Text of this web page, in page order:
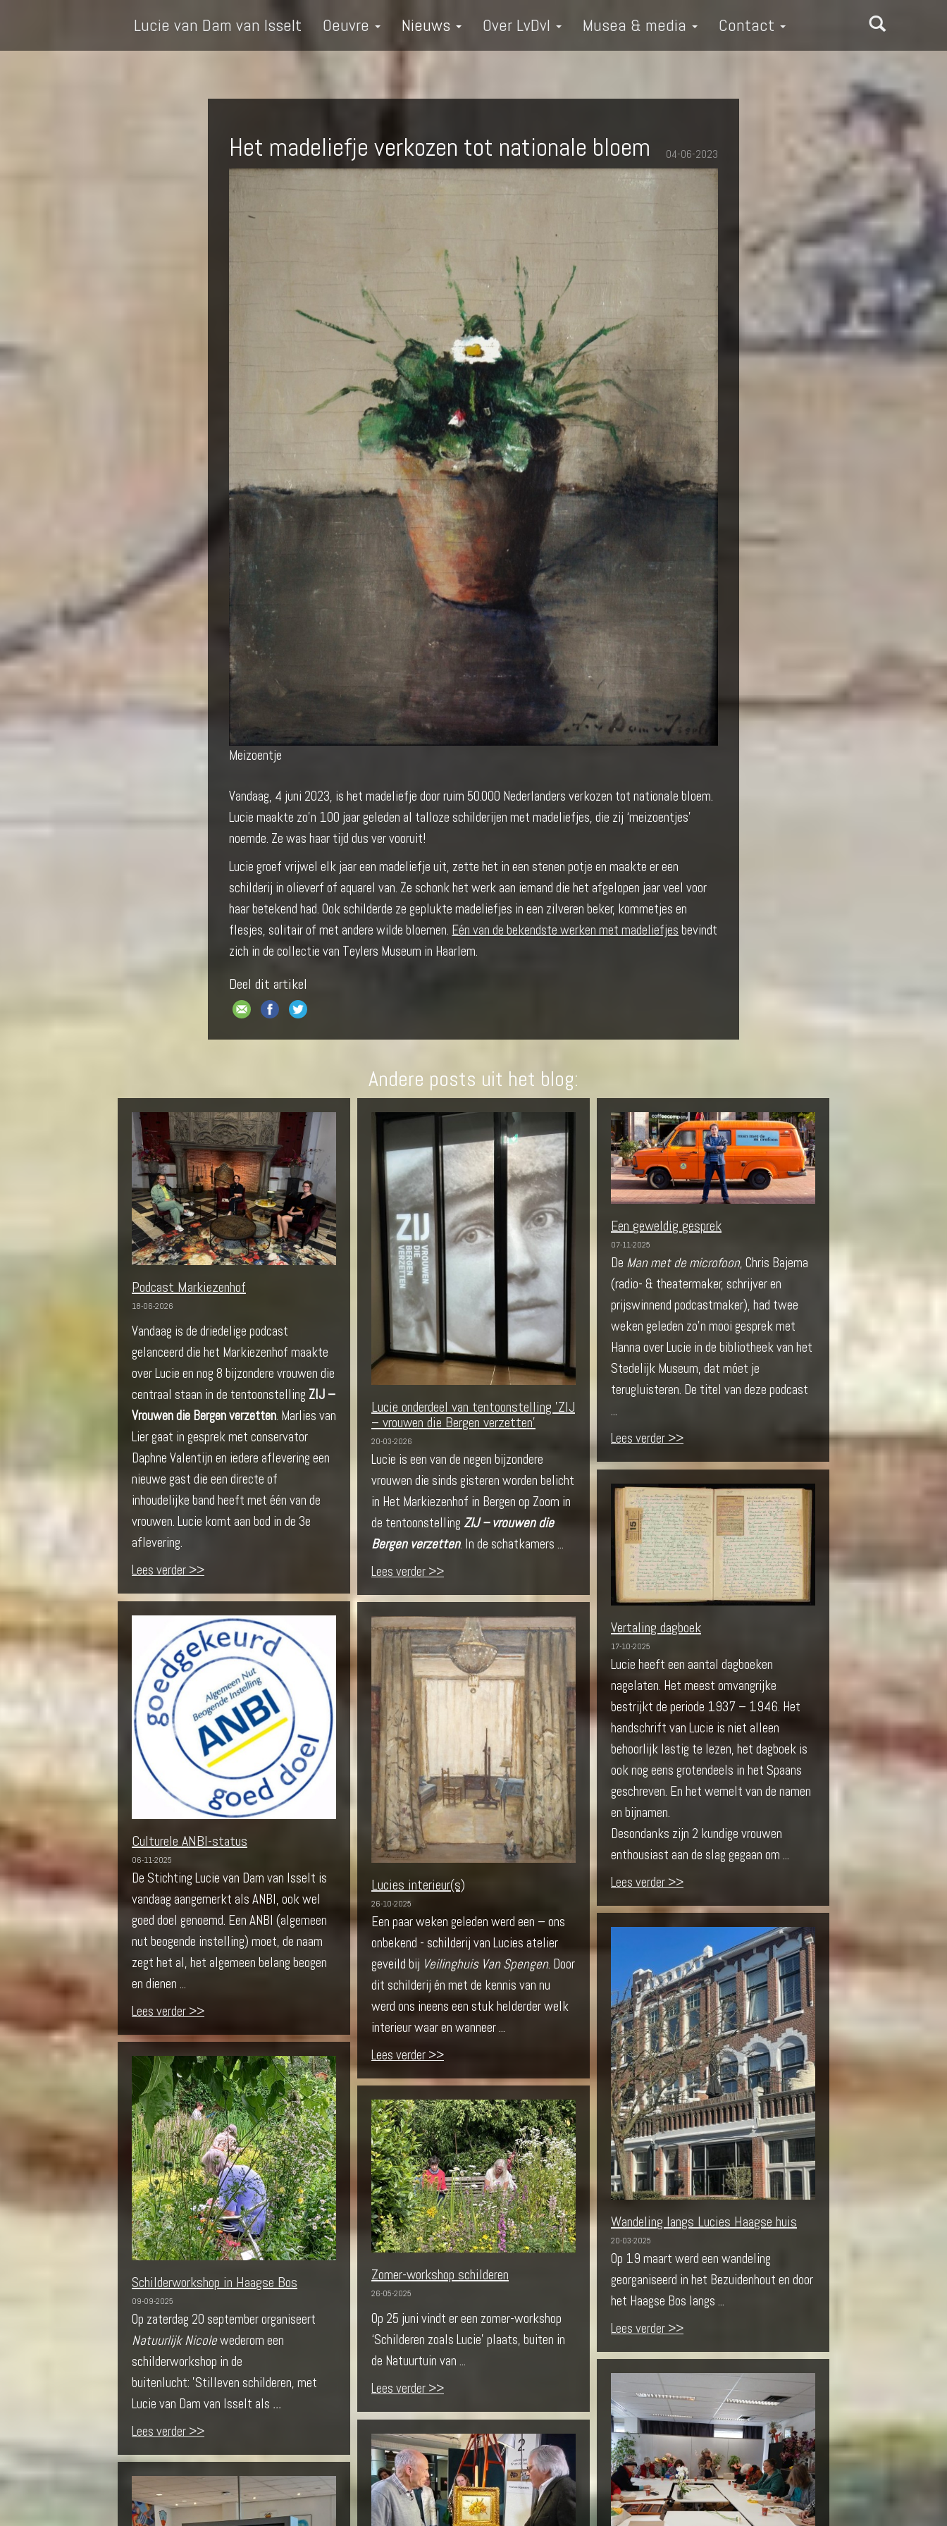
Lucie van Dam van Isselt Oeuvre Nieuws Over LvDvI Musea & media Contact
Het madeliefje verkozen tot nationale bloem 04-06-2023
Meizoentje
Vandaag, 4 juni 2023, is het madeliefje door ruim 50.000 Nederlanders verkozen tot nationale bloem.
Lucie maakte zo'n 100 jaar geleden al talloze schilderijen met madeliefjes, die zij ‘meizoentjes’
noemde. Ze was haar tijd dus ver vooruit!
Lucie groef vrijwel elk jaar een madeliefje uit, zette het in een stenen potje en maakte er een
schilderij in olieverf of aquarel van. Ze schonk het werk aan iemand die het afgelopen jaar veel voor
haar betekend had. Ook schilderde ze geplukte madeliefjes in een zilveren beker, kommetjes en
flesjes, solitair of met andere wilde bloemen. Eén van de bekendste werken met madeliefjes bevindt
zich in de collectie van Teylers Museum in Haarlem.
Deel dit artikel
Andere posts uit het blog:
Podcast Markiezenhof
18-06-2026
Vandaag is de driedelige podcast
gelanceerd die het Markiezenhof maakte
over Lucie en nog 8 bijzondere vrouwen die
centraal staan in de tentoonstelling ZIJ –
Vrouwen die Bergen verzetten. Marlies van
Lier gaat in gesprek met conservator
Daphne Valentijn en iedere aflevering een
nieuwe gast die een directe of
inhoudelijke band heeft met één van de
vrouwen. Lucie komt aan bod in de 3e
aflevering.
Lees verder >>
Lucie onderdeel van tentoonstelling 'ZIJ
– vrouwen die Bergen verzetten'
20-03-2026
Lucie is een van de negen bijzondere
vrouwen die sinds gisteren worden belicht
in Het Markiezenhof in Bergen op Zoom in
de tentoonstelling ZIJ – vrouwen die
Bergen verzetten. In de schatkamers ...
Lees verder >>
Een geweldig gesprek
07-11-2025
De Man met de microfoon, Chris Bajema
(radio- & theatermaker, schrijver en
prijswinnend podcastmaker), had twee
weken geleden zo’n mooi gesprek met
Hanna over Lucie in de bibliotheek van het
Stedelijk Museum, dat móet je
terugluisteren. De titel van deze podcast
...
Lees verder >>
Culturele ANBI-status
06-11-2025
De Stichting Lucie van Dam van Isselt is
vandaag aangemerkt als ANBI, ook wel
goed doel genoemd. Een ANBI (algemeen
nut beogende instelling) moet, de naam
zegt het al, het algemeen belang beogen
en dienen ...
Lees verder >>
Lucies interieur(s)
26-10-2025
Een paar weken geleden werd een – ons
onbekend - schilderij van Lucies atelier
geveild bij Veilinghuis Van Spengen. Door
dit schilderij én met de kennis van nu
werd ons ineens een stuk helderder welk
interieur waar en wanneer ...
Lees verder >>
Vertaling dagboek
17-10-2025
Lucie heeft een aantal dagboeken
nagelaten. Het meest omvangrijke
bestrijkt de periode 1937 – 1946. Het
handschrift van Lucie is niet alleen
behoorlijk lastig te lezen, het dagboek is
ook nog eens grotendeels in het Spaans
geschreven. En het wemelt van de namen
en bijnamen.
Desondanks zijn 2 kundige vrouwen
enthousiast aan de slag gegaan om ...
Lees verder >>
Schilderworkshop in Haagse Bos
09-09-2025
Op zaterdag 20 september organiseert
Natuurlijk Nicolewederom een
schilderworkshop in de
buitenlucht: 'Stilleven schilderen, met
Lucie van Dam van Isselt als ...
Lees verder >>
Zomer-workshop schilderen
26-05-2025
Op 25 juni vindt er een zomer-workshop
‘Schilderen zoals Lucie’ plaats, buiten in
de Natuurtuin van ...
Lees verder >>
Wandeling langs Lucies Haagse huis
20-03-2025
Op 19 maart werd een wandeling
georganiseerd in het Bezuidenhout en door
het Haagse Bos langs ...
Lees verder >>